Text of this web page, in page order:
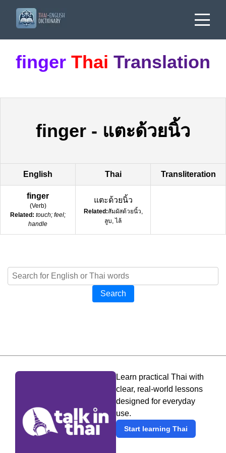
finger Thai Translation
finger - แตะด้วยนิ้ว
English Thai Transliteration
finger
(Verb)
Related: touch; feel;
handle
แตะด้วยนิ้ว
Related:สัมผัสด้วยนิ้ว,
ลูบ, ไล้
Search
Learn practical Thai with
clear, real-world lessons
designed for everyday
use.
Start learning Thai